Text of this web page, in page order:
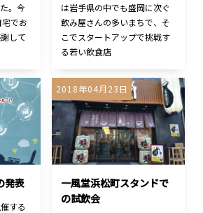
。今
でお
して
は岩手県の中でも盛岡に次ぐ
飲み屋さんの多いまちで、そ
こでスタートアップで挑戦す
る若い飲食店
発表
する
2018年04月23日
一風堂浜松町スタンドで
の試飲会